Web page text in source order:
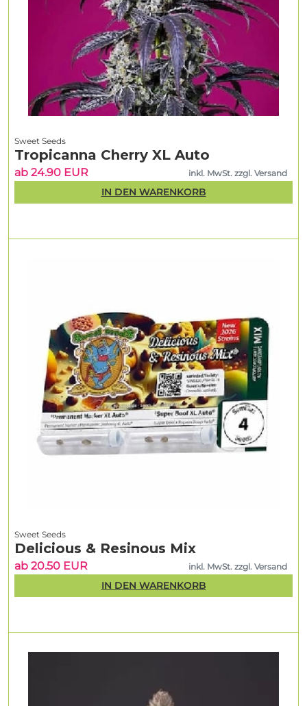
Sweet Seeds
Delicious & Resinous Mix
ab 20.50 EUR inkl. MwSt. zzgl. Versand
IN DEN WARENKORB
Sweet Seeds
Tropicanna Cherry XL Auto
ab 24.90 EUR inkl. MwSt. zzgl. Versand
IN DEN WARENKORB